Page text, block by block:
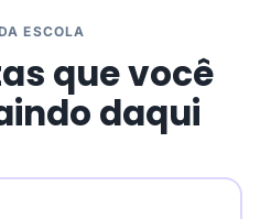
ESCOLA
que você
daqui